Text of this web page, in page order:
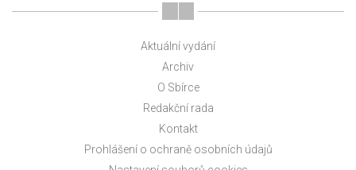
Aktuální vydání
Archiv
O Sbírce
Redakční rada
Kontakt
Prohlášení o ochraně osobních údajů